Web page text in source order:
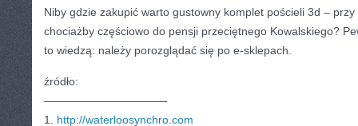
Niby gdzie zakupić warto gustowny komplet pościeli 3d –
chociażby częściowo do pensji przeciętnego Kowalskiego?
to wiedzą: należy porozglądać się po e-sklepach.
źródło:
———————————
1. http://waterloosynchro.com